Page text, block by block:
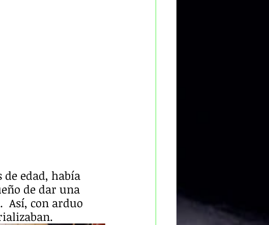
de edad, había
de dar una
Así, con arduo